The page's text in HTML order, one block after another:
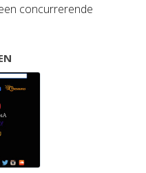
concurrerende